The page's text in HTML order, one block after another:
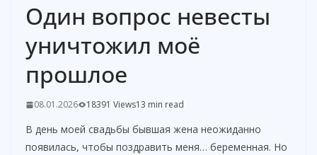
Один вопрос невесты
уничтожил моё
прошлое
08.01.2026 18391 Views13 min read
В день моей свадьбы бывшая жена неожиданно
появилась, чтобы поздравить меня… беременная. Но